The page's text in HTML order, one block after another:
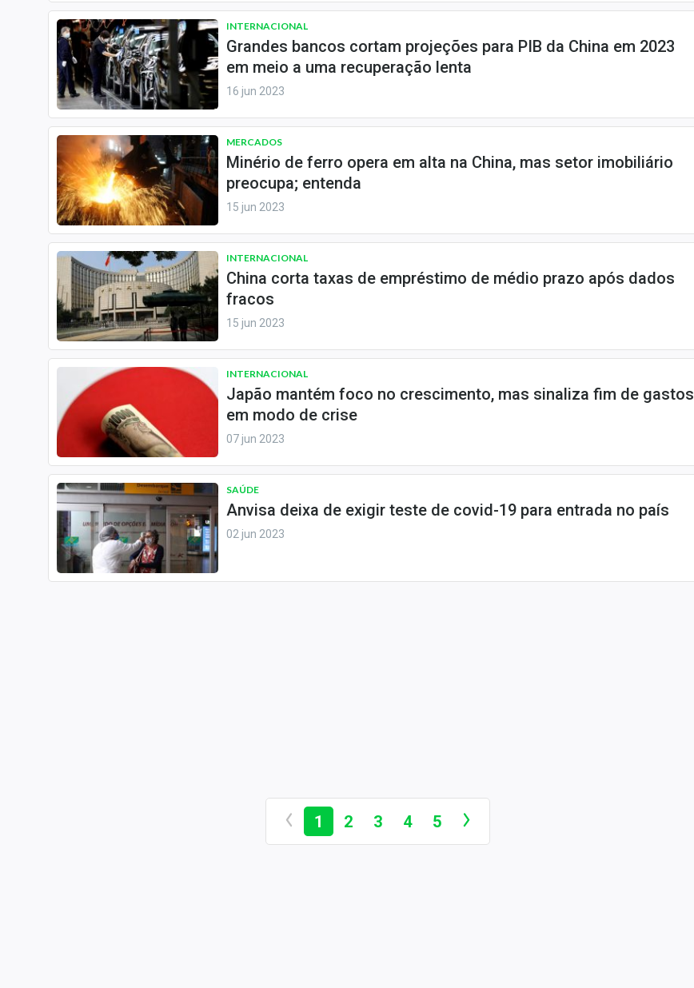
INTERNACIONAL
Grandes bancos cortam projeções para PIB da China em 2023
em meio a uma recuperação lenta
16 jun 2023
MERCADOS
Minério de ferro opera em alta na China, mas setor imobiliário
preocupa; entenda
15 jun 2023
INTERNACIONAL
China corta taxas de empréstimo de médio prazo após dados
fracos
15 jun 2023
INTERNACIONAL
Japão mantém foco no crescimento, mas sinaliza fim de gastos
em modo de crise
07 jun 2023
SAÚDE
Anvisa deixa de exigir teste de covid-19 para entrada no país
02 jun 2023
1 2 3 4 5